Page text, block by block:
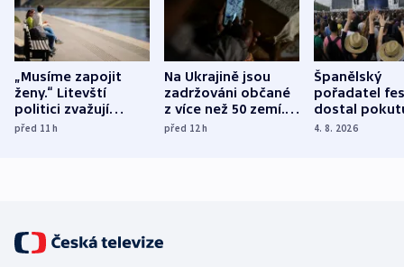
„Musíme zapojit
ženy.“ Litevští
politici zvažují
dohodu o
před 11h
Na Ukrajině jsou
zadržováni občané
z více než 50 zemí.
Bojovali na straně
před 12h
Španělský
pořadatel
dostal
nekalé
4. 8. 2026